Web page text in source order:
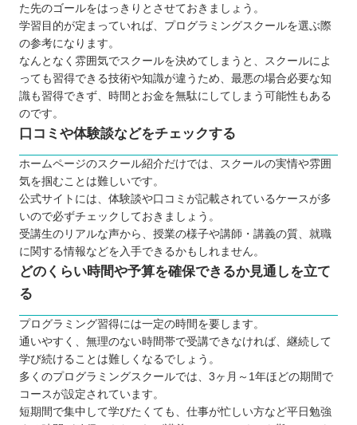
子ども向けと大人向けにプログラミングスクール
に違いはあるか
お得にプログラミングスクールに通える制度
プログラミングスクールで挫折しないために
【富山】大人向けのおすすめプログラミングスクー
TECH I.S.（テックアイエス）
OA富山スクール
techgym（テックジム）
Winスクール
パソコン教室キュリオステーション
【富山】子ども向けのおすすめプログラミングス
プロクラ
トライ式プログラミング教室
ひよこパソコン教室
QUREOプログラミング教室
富山で自分に合ったプログラミングスクールを見
た先のゴールをはっきりとさせておきましょう。
学習目的が定まっていれば、プログラミングスクールを選ぶ際
の参考になります。
なんとなく雰囲気でスクールを決めてしまうと、スクールによ
っても習得できる技術や知識が違うため、最悪の場合必要な知
識も習得できず、時間とお金を無駄にしてしまう可能性もある
のです。
口コミや体験談などをチェックする
ホームページのスクール紹介だけでは、スクールの実情や雰囲
気を掴むことは難しいです。
公式サイトには、体験談や口コミが記載されているケースが多
いので必ずチェックしておきましょう。
受講生のリアルな声から、授業の様子や講師・講義の質、就職
に関する情報などを入手できるかもしれません。
どのくらい時間や予算を確保できるか見通しを立て
る
プログラミング習得には一定の時間を要します。
通いやすく、無理のない時間帯で受講できなければ、継続して
学び続けることは難しくなるでしょう。
多くのプログラミングスクールでは、3ヶ月～1年ほどの期間で
コースが設定されています。
短期間で集中して学びたくても、仕事が忙しい方など平日勉強